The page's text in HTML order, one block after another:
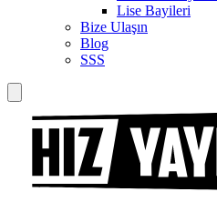
Lise Bayileri
Bize Ulaşın
Blog
SSS